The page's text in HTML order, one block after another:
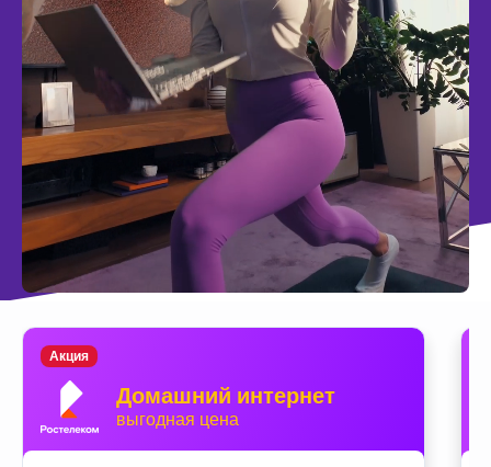
Домашний интернет
выгодная цена
Акция